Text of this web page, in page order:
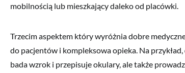
mobilnością lub mieszkający daleko od placówki.
Trzecim aspektem który wyróżnia dobre
do pacjentów i kompleksowa opieka. Na
bada wzrok i przepisuje okulary, ale także